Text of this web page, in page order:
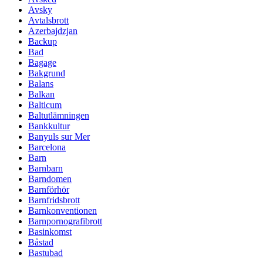
Avsky
Avtalsbrott
Azerbajdzjan
Backup
Bad
Bagage
Bakgrund
Balans
Balkan
Balticum
Baltutlämningen
Bankkultur
Banyuls sur Mer
Barcelona
Barn
Barnbarn
Barndomen
Barnförhör
Barnfridsbrott
Barnkonventionen
Barnpornografibrott
Basinkomst
Båstad
Bastubad